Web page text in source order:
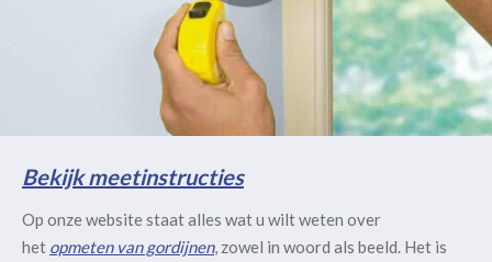
Bekijk meetinstructies
Op onze website staat alles wat u wilt weten over
het opmeten van gordijnen, zowel in woord als beeld. Het is